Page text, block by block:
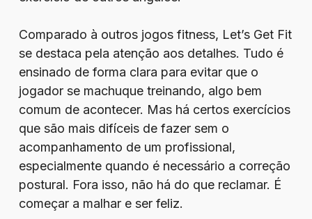
Comparado à outros jogos fitness, Let’s Get Fit
se destaca pela atenção aos detalhes. Tudo é
ensinado de forma clara para evitar que o
jogador se machuque treinando, algo bem
comum de acontecer. Mas há certos exercícios
que são mais difíceis de fazer sem o
acompanhamento de um profissional,
especialmente quando é necessário a correção
postural. Fora isso, não há do que reclamar. É
começar a malhar e ser feliz.